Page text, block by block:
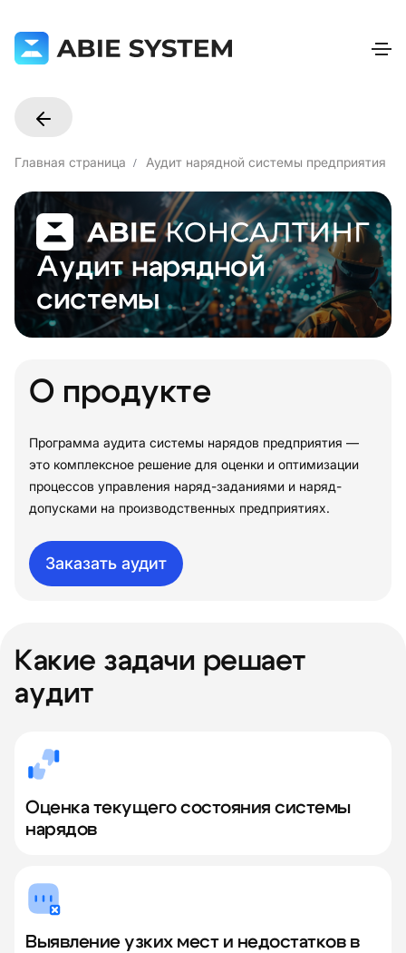
Главная страница Аудит нарядной системы предприятия
Аудит нарядной
системы
О продукте
Программа аудита системы нарядов предприятия —
это комплексное решение для оценки и оптимизации
процессов управления наряд-заданиями и наряд-
допусками на производственных предприятиях.
Заказать аудит
Какие задачи решает
аудит
Оценка текущего состояния системы
нарядов
Выявление узких мест и недостатков в